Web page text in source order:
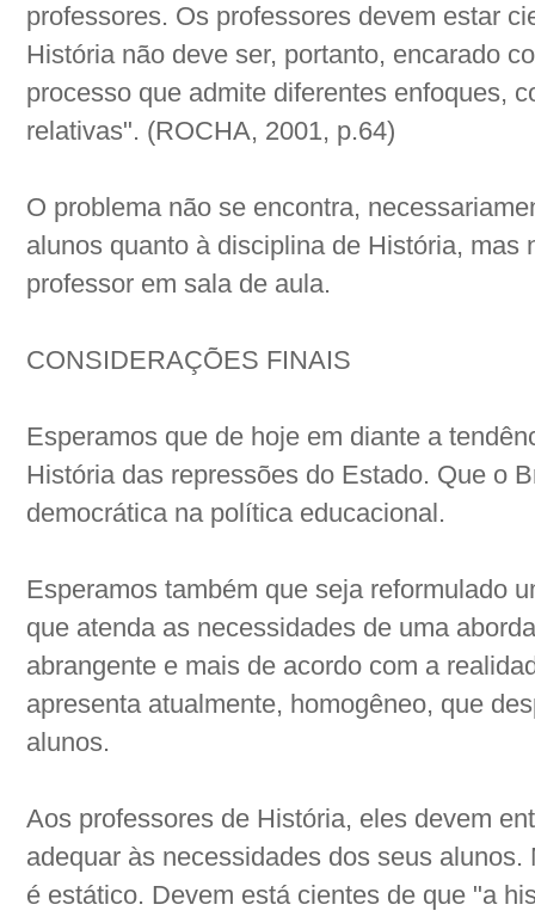
professores. Os professores devem estar
História não deve ser, portanto, encarado
processo que admite diferentes enfoques,
relativas". (ROCHA, 2001, p.64)
O problema não se encontra,
alunos quanto à disciplina de História, mas
professor em sala de aula.
CONSIDERAÇÕES FINAIS
Esperamos que de hoje em diante a
História das repressões do Estado. Que o
democrática na política educacional.
Esperamos também que seja reformulado
que atenda as necessidades de uma
abrangente e mais de acordo com a
apresenta atualmente, homogêneo, que
alunos.
Aos professores de História, eles devem
adequar às necessidades dos seus
é estático. Devem está cientes de que "a